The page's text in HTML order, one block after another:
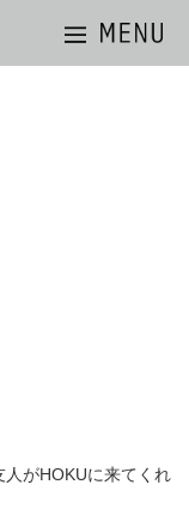
がHOKUに来てくれ